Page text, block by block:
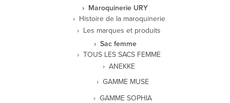
Maroquinerie URY
Histoire de la maroquinerie
Les marques et produits
Sac femme
TOUS LES SACS FEMME
ANEKKE
GAMME MUSE
GAMME SOPHIA